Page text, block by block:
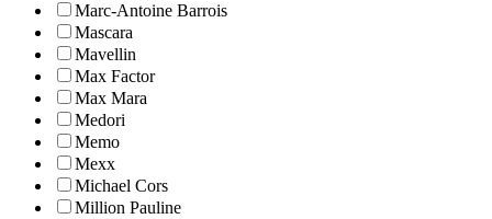
Marc-Antoine Barrois
Mascara
Mavellin
Max Factor
Max Mara
Medori
Memo
Mexx
Michael Cors
Million Pauline